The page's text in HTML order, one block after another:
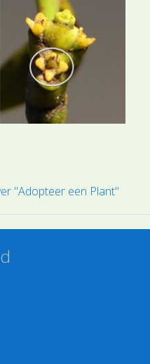
"Adopteer een Plant"